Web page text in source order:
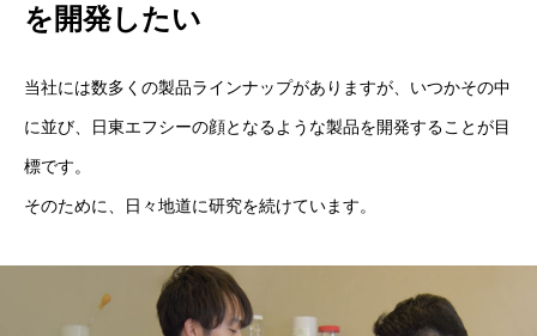
を開発したい
当社には数多くの製品ラインナップがありますが、いつかその中
に並び、日東エフシーの顔となるような製品を開発することが目
標です。
そのために、日々地道に研究を続けています。